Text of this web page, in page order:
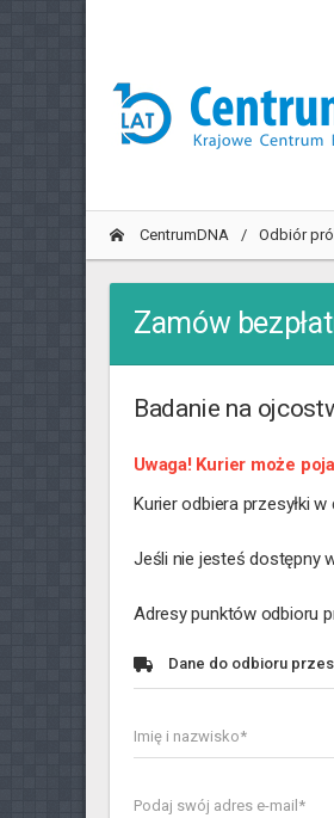
CentrumDNA Odbiór
Zamów
Badanie na
Uwaga! Kurier może
Kurier odbiera przesyłki
Jeśli nie jesteś dostępny
Adresy punktów odbioru
Dane do odbioru